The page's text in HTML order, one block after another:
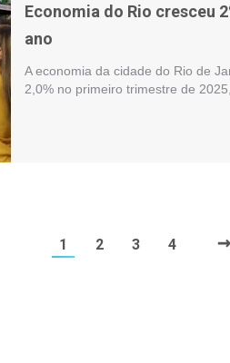
Economia do Rio cresceu
ano
A economia da cidade do Rio de
2,0% no primeiro trimestre de
1 2 3 4 →